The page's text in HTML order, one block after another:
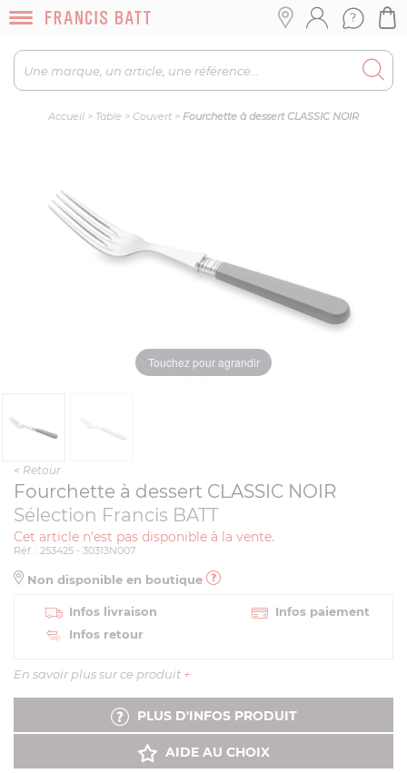
Accueil > Table > Couvert > Fourchette à dessert CLASSIC NOIR
Touchez pour agrandir
< Retour
Fourchette à dessert CLASSIC NOIR
Sélection Francis BATT
Cet article n'est pas disponible à la vente.
Réf. : 253425 - 30313N007
Non disponible en boutique
Infos livraison
Infos paiement
Infos retour
En savoir plus sur ce produit +
PLUS D'INFOS PRODUIT
AIDE AU CHOIX